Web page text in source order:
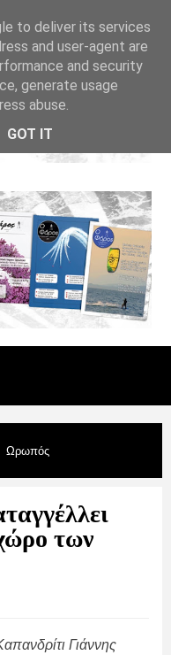
Ωρωπός
των
Γιάννης
to deliver its services
and user-agent are
and security
generate usage
abuse.
GOT IT